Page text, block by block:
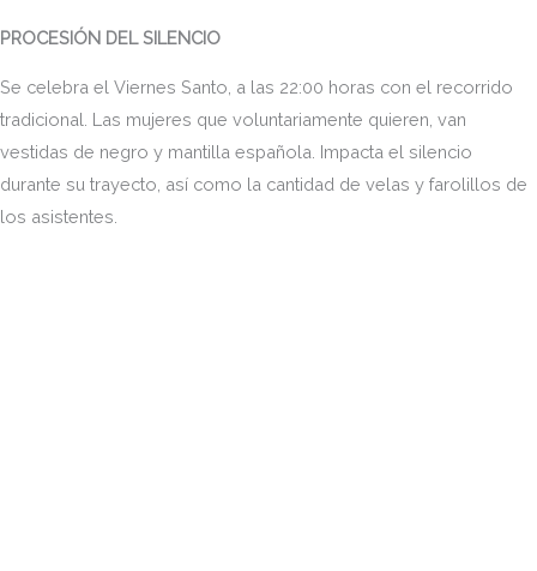
PROCESIÓN DEL SILENCIO
Se celebra el Viernes Santo, a las 22:00 horas con el recorrido
tradicional. Las mujeres que voluntariamente quieren, van
vestidas de negro y mantilla española. Impacta el silencio
durante su trayecto, así como la cantidad de velas y farolillos de
los asistentes.